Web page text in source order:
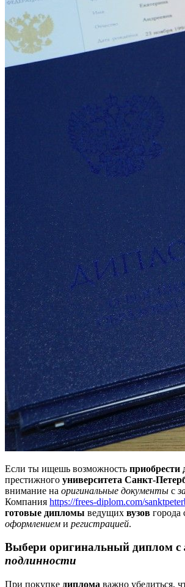
Если ты ищешь возможность приобрести
престижного университета Санкт-
внимание на оригинальные документы с
Компания https://frees-diplom.com/
готовые дипломы ведущих вузов города
оформлением и регистрацией.
Выбери оригинальный диплом с
подлинности
При покупке диплома важно убедиться,